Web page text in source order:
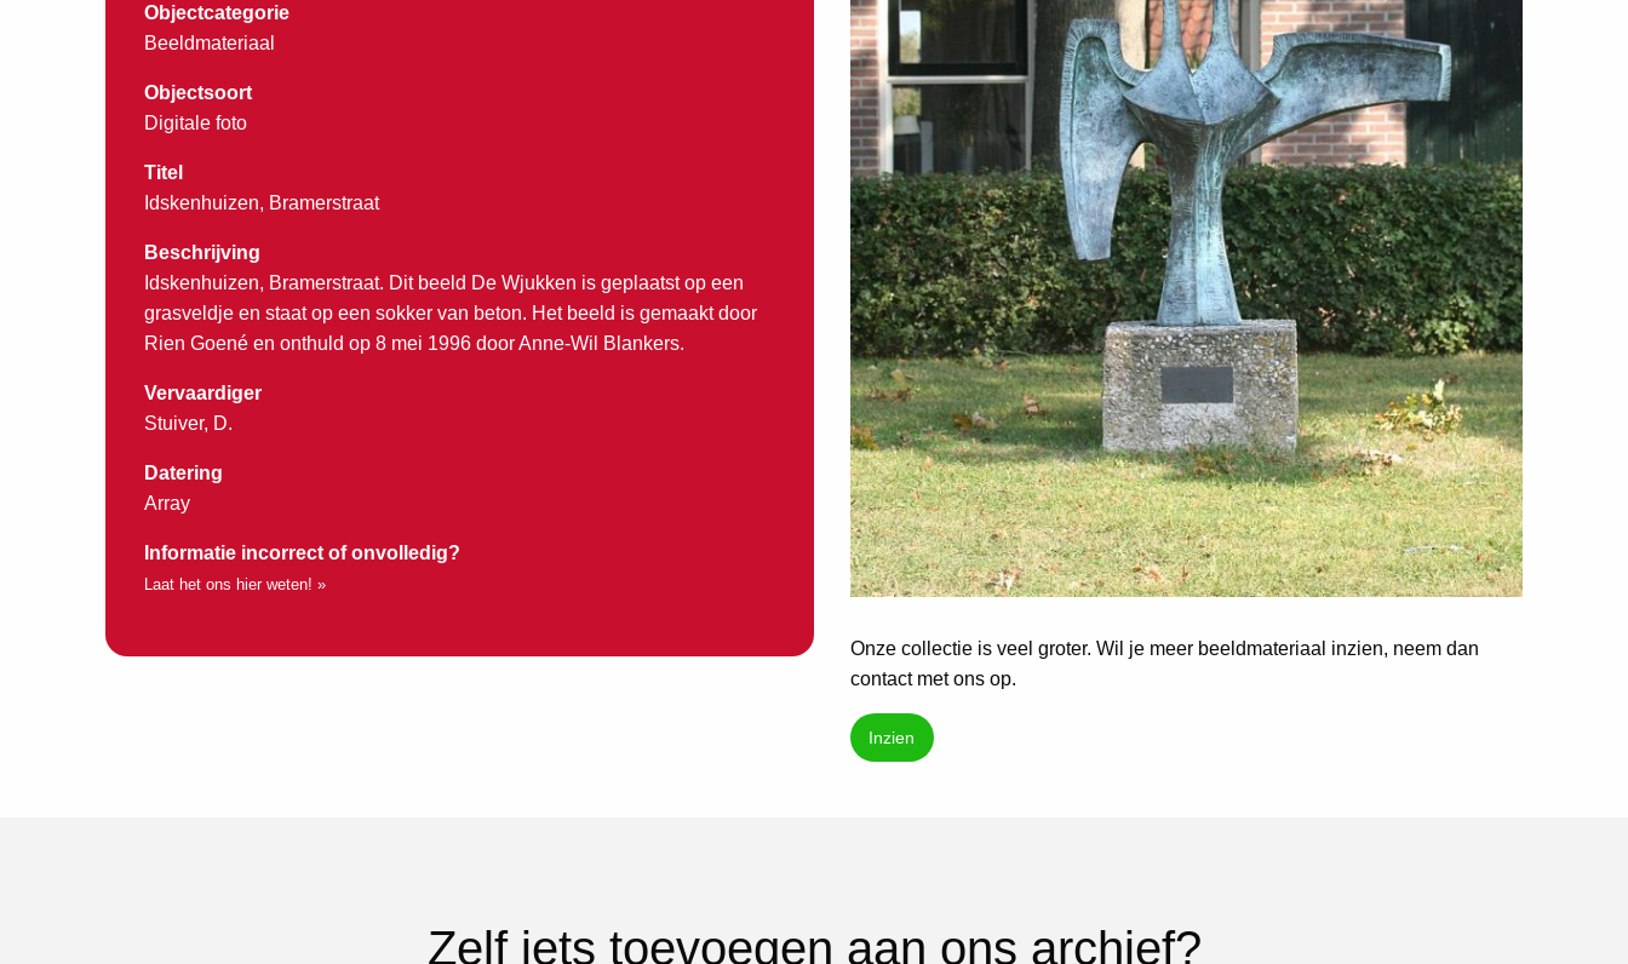
Objectcategorie
Beeldmateriaal
Objectsoort
Digitale foto
Titel
Idskenhuizen, Bramerstraat
Beschrijving
Idskenhuizen, Bramerstraat. Dit beeld De Wjukken is geplaatst op een
grasveldje en staat op een sokker van beton. Het beeld is gemaakt door
Rien Goené en onthuld op 8 mei 1996 door Anne-Wil Blankers.
Vervaardiger
Stuiver, D.
Datering
Array
Informatie incorrect of onvolledig?
Laat het ons hier weten! »
Onze collectie is veel groter. Wil je meer beeldmateriaal inzien, neem dan
contact met ons op.
Inzien
Zelf iets toevoegen aan ons archief?